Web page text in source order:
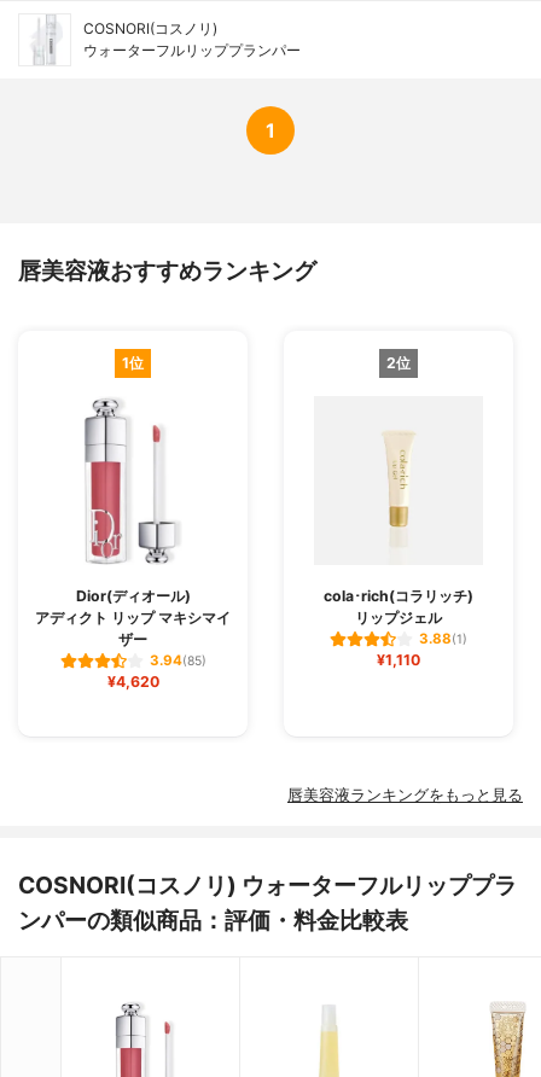
COSNORI(コスノリ)
ウォーターフルリッププランパー
1
唇美容液おすすめランキング
1位
Dior(ディオール)
アディクト リップ マキシマイ
ザー
3.94(85)
¥4,620
2位
cola･rich(コラリッチ)
リップジェル
3.88(1)
¥1,110
唇美容液ランキングをもっと見る
COSNORI(コスノリ) ウォーターフルリッププラ
ンパーの類似商品：評価・料金比較表